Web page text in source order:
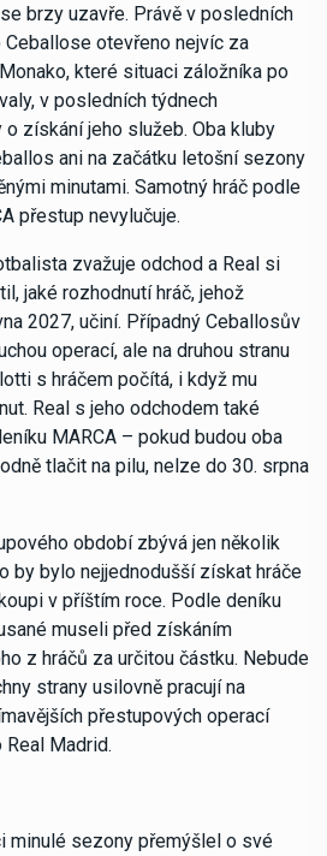
brzy uzavře. Právě v posledních
Ceballose otevřeno nejvíc za
které situaci záložníka po
v posledních týdnech
získání jeho služeb. Oba kluby
ani na začátku letošní sezony
minutami. Samotný hráč podle
přestup nevylučuje.
zvažuje odchod a Real si
jaké rozhodnutí hráč, jehož
2027, učiní. Případný Ceballosův
operací, ale na druhou stranu
s hráčem počítá, i když mu
Real s jeho odchodem také
MARCA – pokud budou oba
tlačit na pilu, nelze do 30. srpna
období zbývá jen několik
by bylo nejjednodušší získat hráče
v příštím roce. Podle deníku
museli před získáním
z hráčů za určitou částku. Nebude
strany usilovně pracují na
přestupových operací
Madrid.
minulé sezony přemýšlel o své